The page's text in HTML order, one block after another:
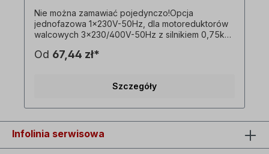
Nie można zamawiać pojedynczo!Opcja
jednofazowa 1x230V-50Hz, dla motoreduktorów
walcowych 3x230/400V-50Hz z silnikiem 0,75kW
roboczym i rozruchowym. ! Proszę używać
trójfazowego! ! Dostępne tylko za dodatkową
odpowiednim motoreduktorem trójfazowym! ! Nie
można łączyć z opcją silnika z hamulcem!
Wszystkie zdjęcia produktów są niewiążącymi
Od 67,44 zł*
Szczegóły
Infolinia serwisowa